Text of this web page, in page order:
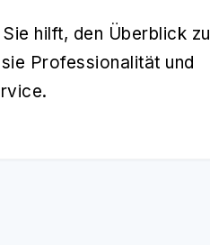
hilft, den Überblick zu
Professionalität und